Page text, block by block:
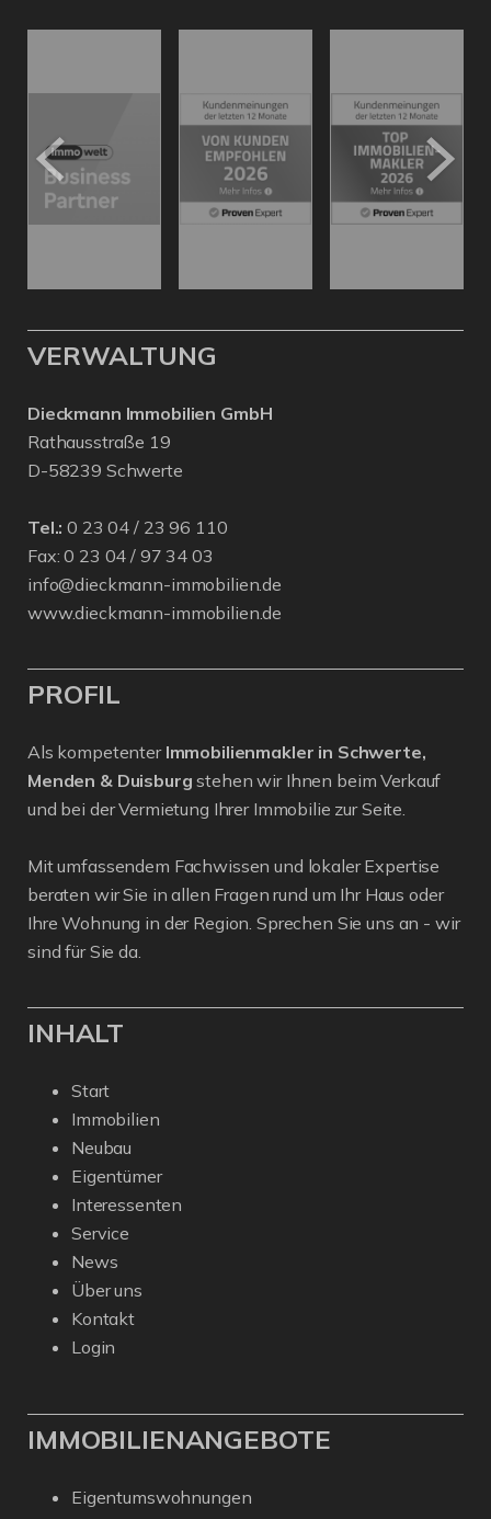
VERWALTUNG
Dieckmann Immobilien GmbH
Rathausstraße 19
D-58239 Schwerte
Tel.: 0 23 04 / 23 96 110
Fax: 0 23 04 / 97 34 03
info@dieckmann-immobilien.de
www.dieckmann-immobilien.de
PROFIL
Als kompetenter Immobilienmakler in Schwerte,
Menden & Duisburg stehen wir Ihnen beim Verkauf
und bei der Vermietung Ihrer Immobilie zur Seite.
Mit umfassendem Fachwissen und lokaler Expertise
beraten wir Sie in allen Fragen rund um Ihr Haus oder
Ihre Wohnung in der Region. Sprechen Sie uns an - wir
sind für Sie da.
INHALT
Start
Immobilien
Neubau
Eigentümer
Interessenten
Service
News
Über uns
Kontakt
Login
IMMOBILIENANGEBOTE
Eigentumswohnungen